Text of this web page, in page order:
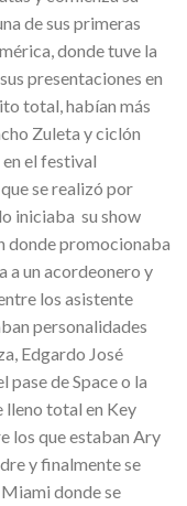
de sus primeras
donde tuve la
presentaciones en
total, habían más
Zuleta y ciclón
el festival
se realizó por
iniciaba su show
donde promocionaba
a un acordeonero y
los asistente
personalidades
Edgardo José
pase de Space o la
total en Key
los que estaban Ary
y finalmente se
donde se